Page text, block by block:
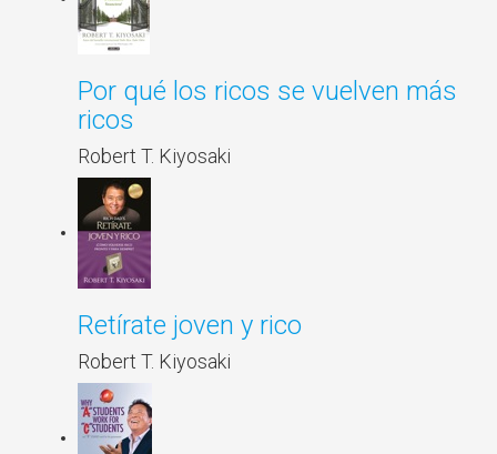
Por qué los ricos se vuelven más
ricos
Robert T. Kiyosaki
Retírate joven y rico
Robert T. Kiyosaki